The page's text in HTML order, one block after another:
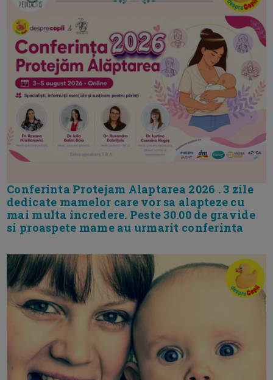
Conferinta Protejam Alaptarea 2026 . 3 zile
dedicate mamelor care vor sa alapteze cu
mai multa incredere. Peste 30.00 de gravide
si proaspete mame au urmarit conferinta